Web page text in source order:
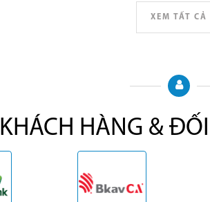
XEM TẤT CẢ
KHÁCH HÀNG & ĐỐI